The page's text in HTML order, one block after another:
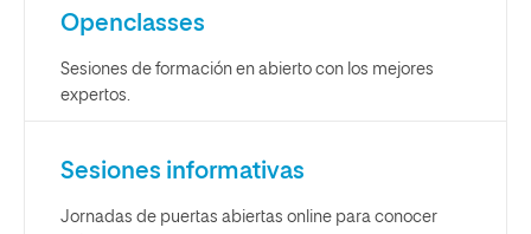
Openclasses
Sesiones de formación en abierto con los mejores
expertos.
Sesiones informativas
Jornadas de puertas abiertas online para conocer